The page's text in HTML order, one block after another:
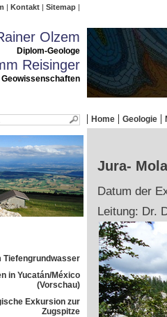
Kontakt Sitemap
Olzem
Diplom-Geologe
Reisinger
Geowissenschaften
Home Geologie
in Yucatán/México
(Vorschau)
Exkursion zur
Zugspitze
Jura-
Datum der
Leitung: Dr.